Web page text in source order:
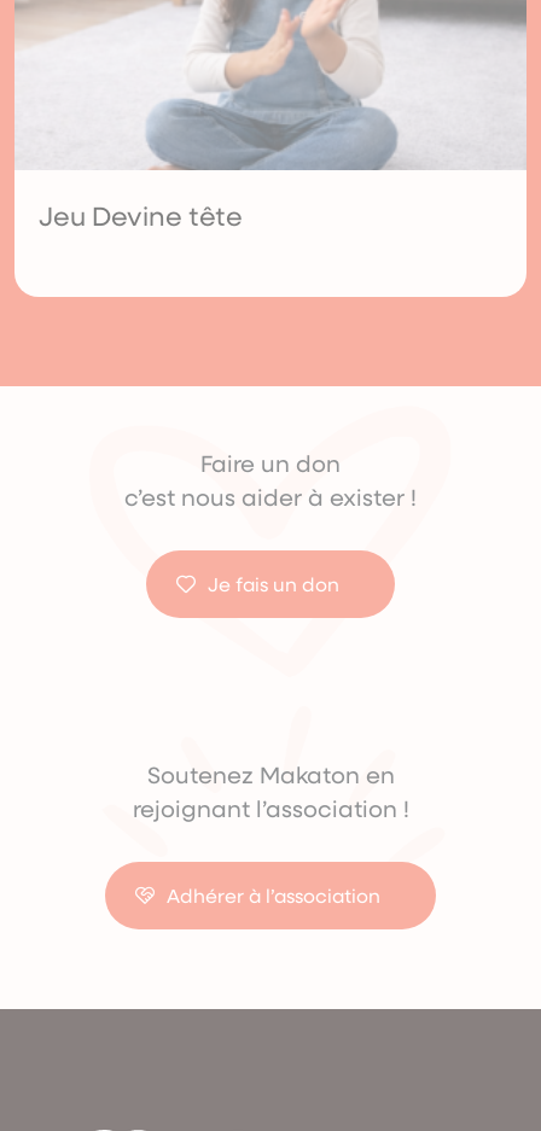
Jeu Devine tête
Faire un don
c’est nous aider à exister !
Je fais un don
Soutenez Makaton en
rejoignant l’association !
Adhérer à l’association